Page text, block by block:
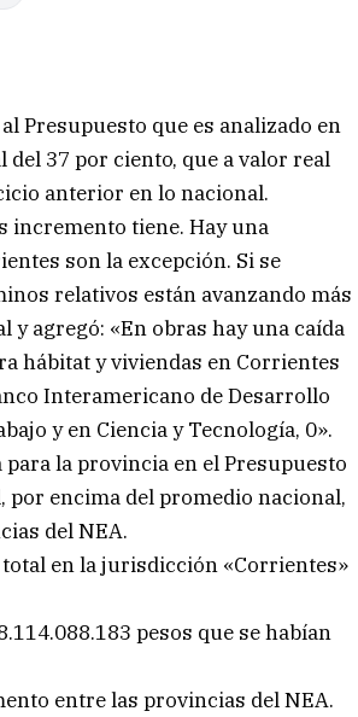
Presupuesto que es analizado en
37 por ciento, que a valor real
anterior en lo nacional.
incremento tiene. Hay una
son la excepción. Si se
relativos están avanzando más
agregó: «En obras hay una caída
hábitat y viviendas en Corrientes
Interamericano de Desarrollo
y en Ciencia y Tecnología, 0».
la provincia en el Presupuesto
encima del promedio nacional,
del NEA.
en la jurisdicción «Corrientes»
pesos que se habían
entre las provincias del NEA.